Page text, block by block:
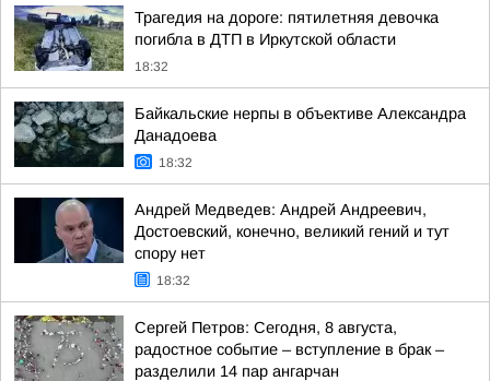
Трагедия на дороге: пятилетняя девочка
погибла в ДТП в Иркутской области
18:32
Байкальские нерпы в объективе Александра
Данадоева
18:32
Андрей Медведев: Андрей Андреевич,
Достоевский, конечно, великий гений и тут
спору нет
18:32
Сергей Петров: Сегодня, 8 августа,
радостное событие – вступление в брак –
разделили 14 пар ангарчан